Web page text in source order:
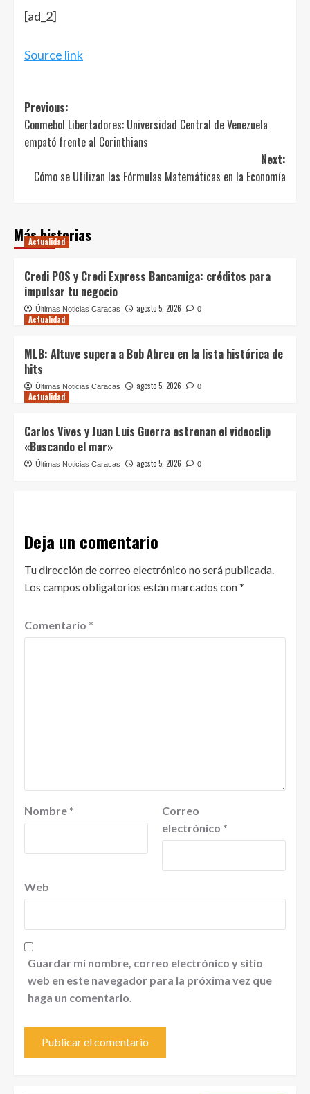
[ad_2]
Source link
Post
navigation
Previous:
Conmebol Libertadores: Universidad Central de Venezuela
empató frente al Corinthians
Next:
Cómo se Utilizan las Fórmulas Matemáticas en la Economía
Más historias
Actualidad
Credi POS y Credi Express Bancamiga: créditos para
impulsar tu negocio
Últimas Noticias Caracas agosto 5, 2026 0
Actualidad
MLB: Altuve supera a Bob Abreu en la lista histórica de
hits
Últimas Noticias Caracas agosto 5, 2026 0
Actualidad
Carlos Vives y Juan Luis Guerra estrenan el videoclip
«Buscando el mar»
Últimas Noticias Caracas agosto 5, 2026 0
Deja un comentario
Tu dirección de correo electrónico no será publicada.
Los campos obligatorios están marcados con*
Comentario *
Nombre *
Correo
electrónico *
Web
Guardar mi nombre, correo electrónico y sitio
web en este navegador para la próxima vez que
haga un comentario.